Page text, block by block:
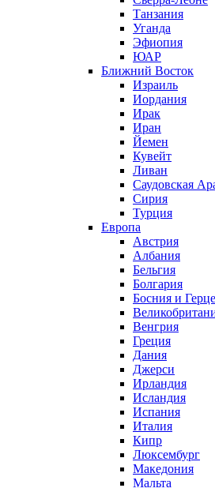
Танзания
Уганда
Эфиопия
ЮАР
Ближний Восток
Израиль
Иордания
Ирак
Иран
Йемен
Кувейт
Ливан
Саудовская
Сирия
Турция
Европа
Австрия
Албания
Бельгия
Болгария
Босния и
Венгрия
Греция
Дания
Джерси
Ирландия
Исландия
Испания
Италия
Кипр
Люксембург
Македония
Мальта